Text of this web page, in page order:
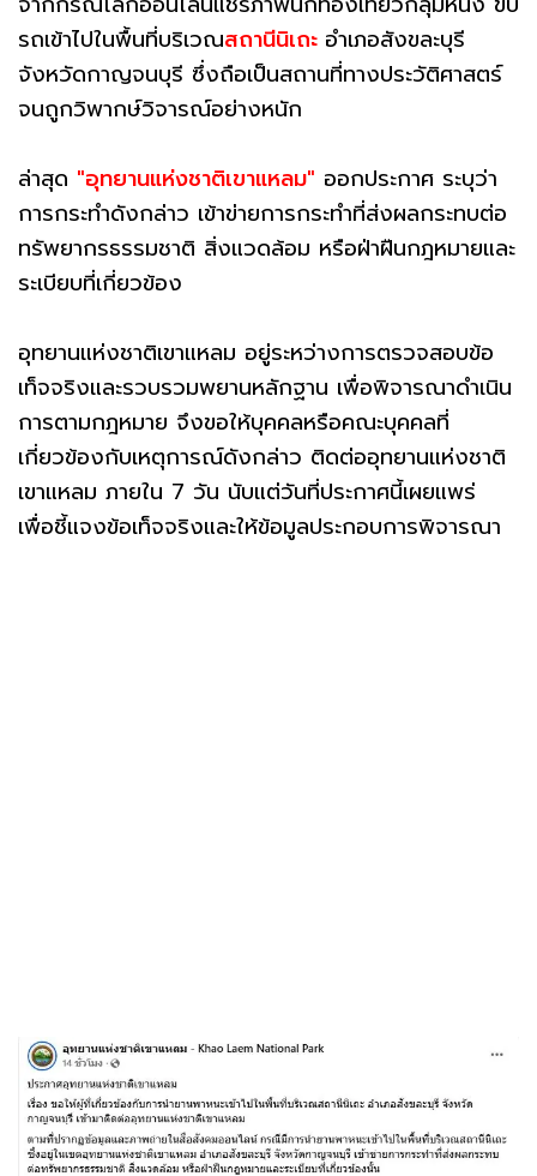
รถเข้าไปในพื้นที่บริเวณสถานีนิเถะ อำเภอสังขละบุรี
จังหวัดกาญจนบุรี ซึ่งถือเป็นสถานที่ทางประวัติศาสตร์
จนถูกวิพากษ์วิจารณ์อย่างหนัก
ล่าสุด "อุทยานแห่งชาติเขาแหลม" ออกประกาศ ระบุว่า
การกระทำดังกล่าว เข้าข่ายการกระทำที่ส่งผลกระทบต่อ
ทรัพยากรธรรมชาติ สิ่งแวดล้อม หรือฝ่าฝืนกฎหมายและ
ระเบียบที่เกี่ยวข้อง
อุทยานแห่งชาติเขาแหลม อยู่ระหว่างการตรวจสอบข้อ
เท็จจริงและรวบรวมพยานหลักฐาน เพื่อพิจารณาดำเนิน
การตามกฎหมาย จึงขอให้บุคคลหรือคณะบุคคลที่
เกี่ยวข้องกับเหตุการณ์ดังกล่าว ติดต่ออุทยานแห่งชาติ
เขาแหลม ภายใน 7 วัน นับแต่วันที่ประกาศนี้เผยแพร่
เพื่อชี้แจงข้อเท็จจริงและให้ข้อมูลประกอบการพิจารณา